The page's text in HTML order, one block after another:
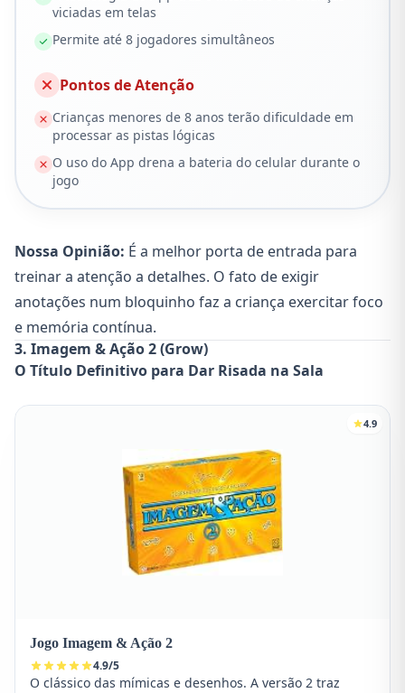
viciadas em telas
Permite até 8 jogadores simultâneos
Pontos de Atenção
Crianças menores de 8 anos terão dificuldade em
processar as pistas lógicas
O uso do App drena a bateria do celular durante o
jogo
Nossa Opinião: É a melhor porta de entrada para
treinar a atenção a detalhes. O fato de exigir
anotações num bloquinho faz a criança exercitar foco
e memória contínua.
3. Imagem & Ação 2 (Grow)
O Título Definitivo para Dar Risada na Sala
4.9
Jogo Imagem & Ação 2
4.9/5
O clássico das mímicas e desenhos. A versão 2 traz